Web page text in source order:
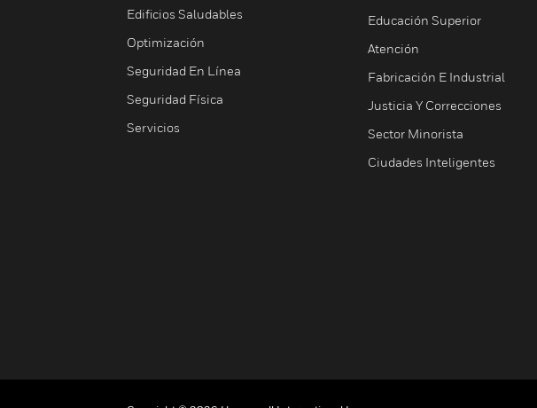
Edificios Saludables
Optimización
Seguridad En Línea
Seguridad Física
Servicios
Educación Superior
Atención
Fabricación E Industrial
Justicia Y Correcciones
Sector Minorista
Ciudades Inteligentes